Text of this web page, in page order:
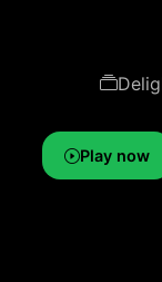
Play now